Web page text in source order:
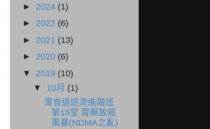
► 2024 (1)
► 2022 (6)
► 2021 (13)
► 2020 (6)
▼ 2019 (10)
▼ 10月 (1)
胃食道逆流進階班
第15堂 胃藥致癌
風暴(NDMA之亂)